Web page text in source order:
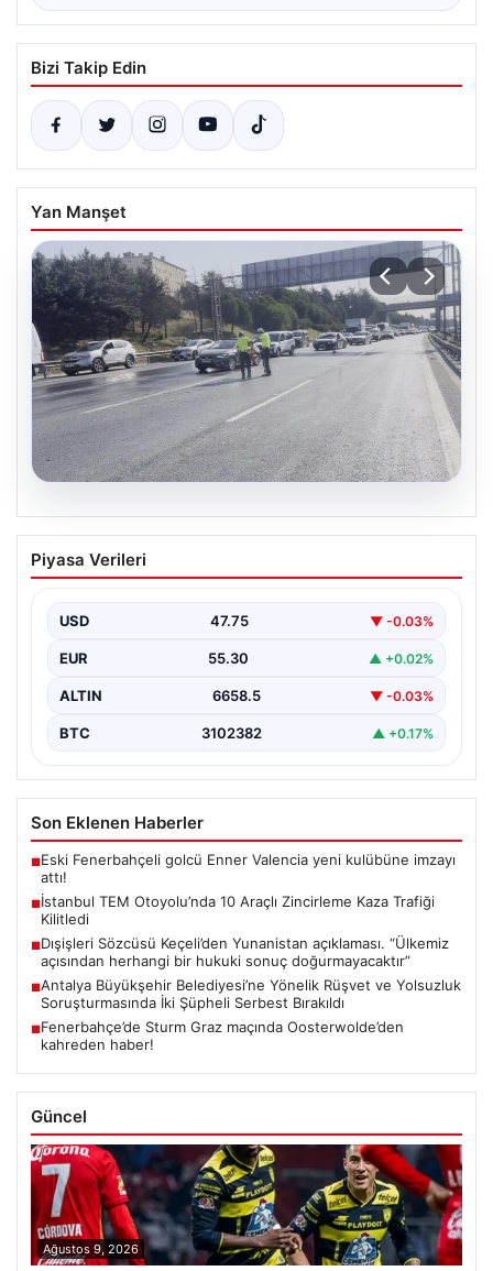
Bizi Takip Edin
Yan Manşet
08.08.2026
İstanbul TEM Otoyolu’nda 10 Araçlı
Zincirleme Kaza Trafiği Kilitledi
sabah saatlerinde trafik adeta durma noktasına geldi.
Edirne yönünde…
Piyasa Verileri
USD 47.75 ▼ -0.03%
EUR 55.30 ▲ +0.02%
ALTIN 6658.5 ▼ -0.03%
BTC 3102382 ▲ +0.17%
Son Eklenen Haberler
■Eski Fenerbahçeli golcü Enner Valencia yeni kulübüne imzayı
attı!
■İstanbul TEM Otoyolu’nda 10 Araçlı Zincirleme Kaza Trafiği
Kilitledi
■Dışişleri Sözcüsü Keçeli’den Yunanistan açıklaması. “Ülkemiz
açısından herhangi bir hukuki sonuç doğurmayacaktır”
■Antalya Büyükşehir Belediyesi’ne Yönelik Rüşvet ve Yolsuzluk
Soruşturmasında İki Şüpheli Serbest Bırakıldı
■Fenerbahçe’de Sturm Graz maçında Oosterwolde’den
kahreden haber!
Güncel
Ağustos 9, 2026